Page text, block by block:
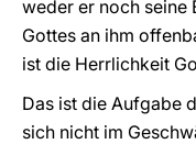
weder er noch seine
Gottes an ihm
ist die Herrlichkeit
Das ist die Aufgabe
sich nicht im